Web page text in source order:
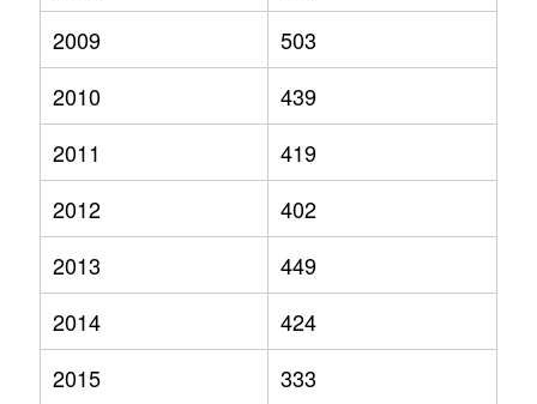
2009
503
2010
439
2011
419
2012
402
2013
449
2014
424
2015
333